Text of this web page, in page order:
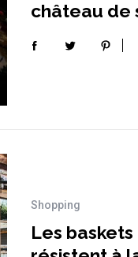
château de
Shopping
Les